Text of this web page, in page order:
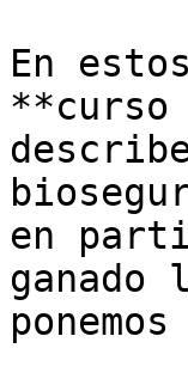
En
en
ganado